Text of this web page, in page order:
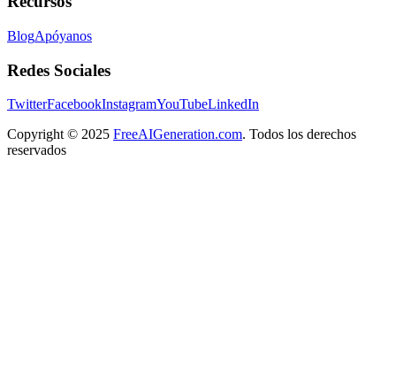
BlogApóyanos
Redes Sociales
TwitterFacebookInstagramYouTubeLinkedIn
Copyright © 2025 FreeAIGeneration.com. Todos los derechos
reservados